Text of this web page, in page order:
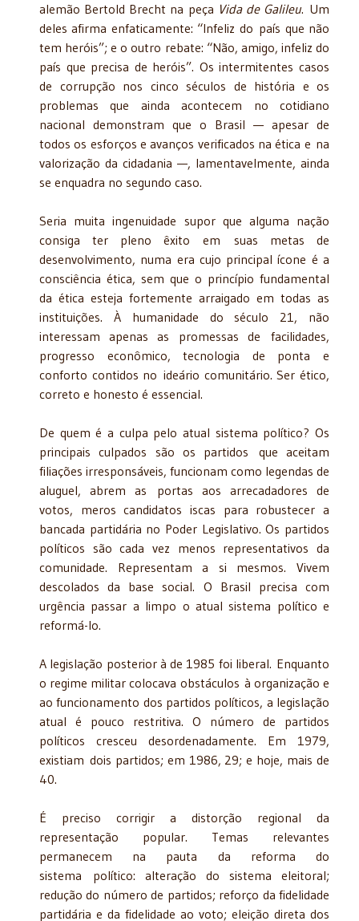
alemão Bertold Brecht na peça Vida de Galileu. Um
deles afirma enfaticamente: “Infeliz do país que não
tem heróis”; e o outro rebate: “Não, amigo, infeliz do
país que precisa de heróis”. Os intermitentes casos
de corrupção nos cinco séculos de história e os
problemas que ainda acontecem no cotidiano
nacional demonstram que o Brasil — apesar de
todos os esforços e avanços verificados na ética e na
valorização da cidadania —, lamentavelmente, ainda
se enquadra no segundo caso.
Seria muita ingenuidade supor que alguma nação
consiga ter pleno êxito em suas metas de
desenvolvimento, numa era cujo principal ícone é a
consciência ética, sem que o princípio fundamental
da ética esteja fortemente arraigado em todas as
instituições. À humanidade do século 21, não
interessam apenas as promessas de facilidades,
progresso econômico, tecnologia de ponta e
conforto contidos no ideário comunitário. Ser ético,
correto e honesto é essencial.
De quem é a culpa pelo atual sistema político? Os
principais culpados são os partidos que aceitam
filiações irresponsáveis, funcionam como legendas de
aluguel, abrem as portas aos arrecadadores de
votos, meros candidatos iscas para robustecer a
bancada partidária no Poder Legislativo. Os partidos
políticos são cada vez menos representativos da
comunidade. Representam a si mesmos. Vivem
descolados da base social. O Brasil precisa com
urgência passar a limpo o atual sistema político e
reformá-lo.
A legislação posterior à de 1985 foi liberal. Enquanto
o regime militar colocava obstáculos à organização e
ao funcionamento dos partidos políticos, a legislação
atual é pouco restritiva. O número de partidos
políticos cresceu desordenadamente. Em 1979,
existiam dois partidos; em 1986, 29; e hoje, mais de
40.
É preciso corrigir a distorção regional da
representação popular. Temas relevantes
permanecem na pauta da reforma do
sistema político: alteração do sistema eleitoral;
redução do número de partidos; reforço da fidelidade
partidária e da fidelidade ao voto; eleição direta dos